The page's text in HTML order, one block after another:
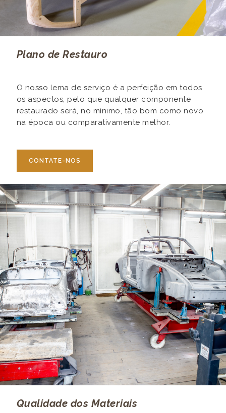
Plano de Restauro
O nosso lema de serviço é a perfeição em todos
os aspectos, pelo que qualquer componente
restaurado será, no mínimo, tão bom como novo
na época ou comparativamente melhor.
CONTATE-NOS
Qualidade dos Materiais